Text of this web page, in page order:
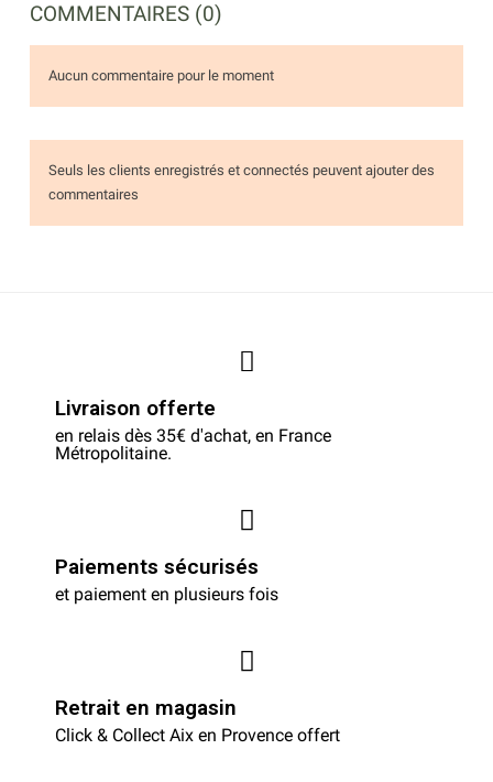
COMMENTAIRES (0)
Aucun commentaire pour le moment
Seuls les clients enregistrés et connectés peuvent ajouter des
commentaires
Livraison offerte
en relais dès 35€ d'achat, en France
Métropolitaine.
Paiements sécurisés
et paiement en plusieurs fois
Retrait en magasin
Click & Collect Aix en Provence offert